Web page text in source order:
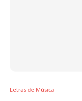
Letras de Música